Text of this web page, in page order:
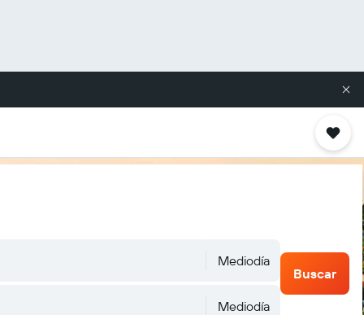
Mediodía
Mediodía
Buscar